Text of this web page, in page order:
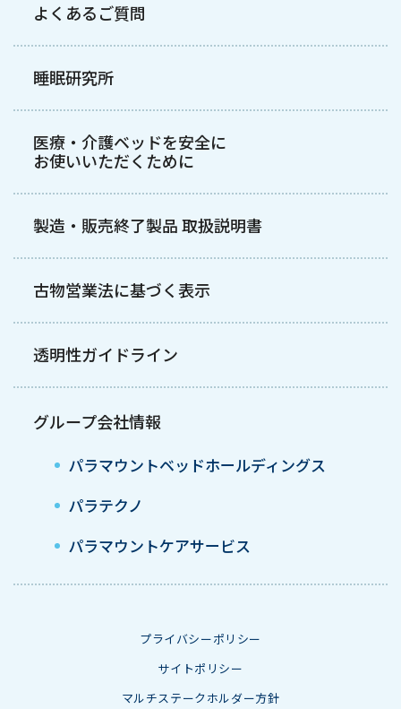
よくあるご質問
睡眠研究所
医療・介護ベッドを安全に
お使いいただくために
製造・販売終了製品 取扱説明書
古物営業法に基づく表示
透明性ガイドライン
グループ会社情報
パラマウントベッドホールディングス
パラテクノ
パラマウントケアサービス
プライバシーポリシー
サイトポリシー
マルチステークホルダー方針